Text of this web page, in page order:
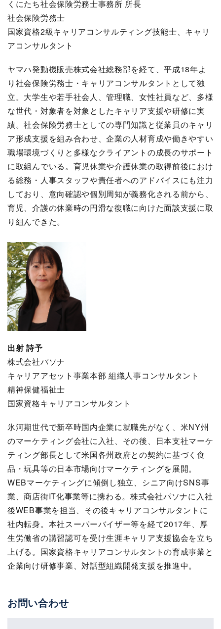
くにたち社会保険労務士事務所 所長
社会保険労務士
国家資格2級キャリアコンサルティング技能士、キャリ
アコンサルタント
ヤマハ発動機販売株式会社総務部を経て、平成18年よ
り社会保険労務士・キャリアコンサルタントとして独
立。大学生や若手社会人、管理職、女性社員など、多様
な世代・対象者を対象としたキャリア支援や研修に実
績。社会保険労務士としての専門知識と従業員のキャリ
ア形成支援を組み合わせ、企業の人材育成や働きやすい
職場環境づくりと多様なクライアントの成長のサポート
に取組んでいる。育児休業や介護休業の取得前後におけ
る総務・人事スタッフや責任者へのアドバイスにも注力
しており、意向確認や個別周知が義務化される前から、
育児、介護の休業時の円滑な復職に向けた面談支援に取
り組んできた。
出射 詩予
株式会社パソナ
キャリアアセット事業本部 組織人事コンサルタント
精神保健福祉士
国家資格キャリアコンサルタント
氷河期世代で新卒時国内企業に就職先がなく、米NY州
のマーケティング会社に入社、その後、日本支社マーケ
ティング部長として米国各州政府との契約に基づく食
品・玩具等の日本市場向けマーケティングを展開。
WEBマーケティングに傾倒し独立、シニア向けSNS事
業、商店街IT化事業等に携わる。株式会社パソナに入社
後WEB事業を担当、その後キャリアコンサルタントに
社内転身。本社スーパーバイザー等を経て2017年、厚
生労働省の講習認可を受け生涯キャリア支援協会を立ち
上げる。国家資格キャリアコンサルタントの育成事業と
企業向け研修事業、対話型組織開発支援を推進中。
お問い合わせ